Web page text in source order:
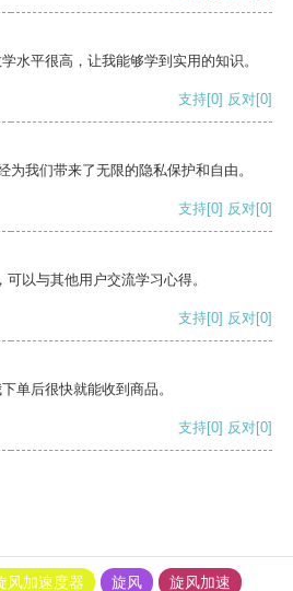
水平很高，让我能够学到实用的知识。
支持[0] 反对[0]
为我们带来了无限的隐私保护和自由。
支持[0] 反对[0]
以与其他用户交流学习心得。
支持[0] 反对[0]
单后很快就能收到商品。
支持[0] 反对[0]
风加速度器 旋风
旋风加速